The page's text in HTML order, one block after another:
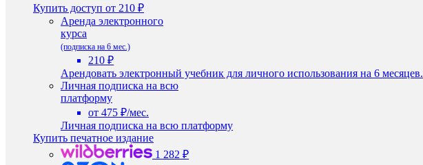
Купить доступ от 210 ₽
Аренда электронного
курса
(подписка на 6 мес.)
210 ₽
Арендовать электронный учебник для личного использования на 6 месяцев.
Личная подписка на всю
платформу
от 475 ₽/мес.
Личная подписка на всю платформу
Купить печатное издание
1 282 ₽